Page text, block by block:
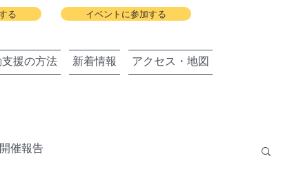
る イベントに参加する
援の方法 新着情報 アクセス・地図
開催報告